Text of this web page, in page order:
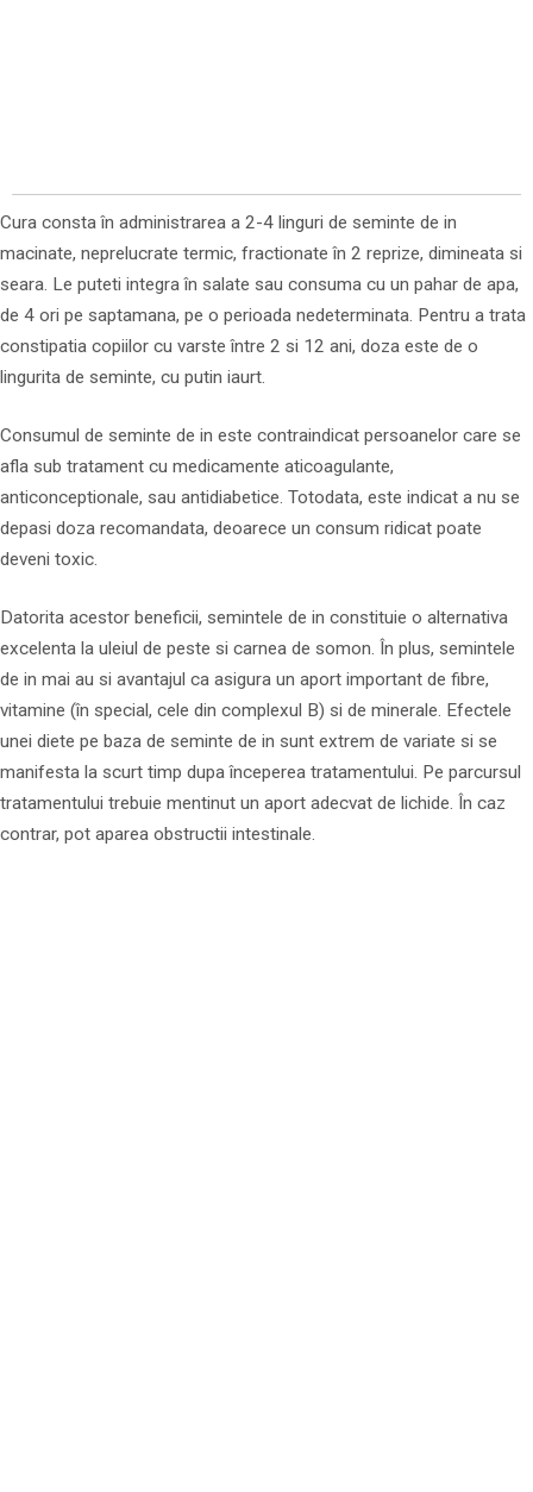
Cura consta în administrarea a 2-4 linguri de seminte de in
macinate, neprelucrate termic, fractionate în 2 reprize, dimineata si
seara. Le puteti integra în salate sau consuma cu un pahar de apa,
de 4 ori pe saptamana, pe o perioada nedeterminata. Pentru a trata
constipatia copiilor cu varste între 2 si 12 ani, doza este de o
lingurita de seminte, cu putin iaurt.
Consumul de seminte de in este contraindicat persoanelor care se
afla sub tratament cu medicamente aticoagulante,
anticonceptionale, sau antidiabetice. Totodata, este indicat a nu se
depasi doza recomandata, deoarece un consum ridicat poate
deveni toxic.
Datorita acestor beneficii, semintele de in constituie o alternativa
excelenta la uleiul de peste si carnea de somon. În plus, semintele
de in mai au si avantajul ca asigura un aport important de fibre,
vitamine (în special, cele din complexul B) si de minerale. Efectele
unei diete pe baza de seminte de in sunt extrem de variate si se
manifesta la scurt timp dupa începerea tratamentului. Pe parcursul
tratamentului trebuie mentinut un aport adecvat de lichide. În caz
contrar, pot aparea obstructii intestinale.